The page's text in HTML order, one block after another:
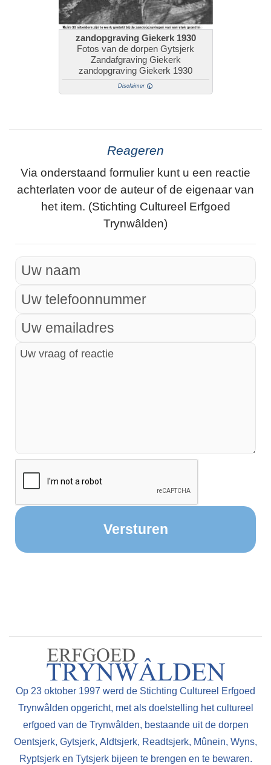
zandopgraving Giekerk 1930
Fotos van de dorpen Gytsjerk
Zandafgraving Giekerk
zandopgraving Giekerk 1930
Disclaimer
Reageren
Via onderstaand formulier kunt u een reactie
achterlaten voor de auteur of de eigenaar van
het item. (Stichting Cultureel Erfgoed
Trynwâlden)
Op 23 oktober 1997 werd de Stichting Cultureel Erfgoed
Trynwâlden opgericht, met als doelstelling het cultureel
erfgoed van de Trynwâlden, bestaande uit de dorpen
Oentsjerk, Gytsjerk, Aldtsjerk, Readtsjerk, Mûnein, Wyns,
Ryptsjerk en Tytsjerk bijeen te brengen en te bewaren.